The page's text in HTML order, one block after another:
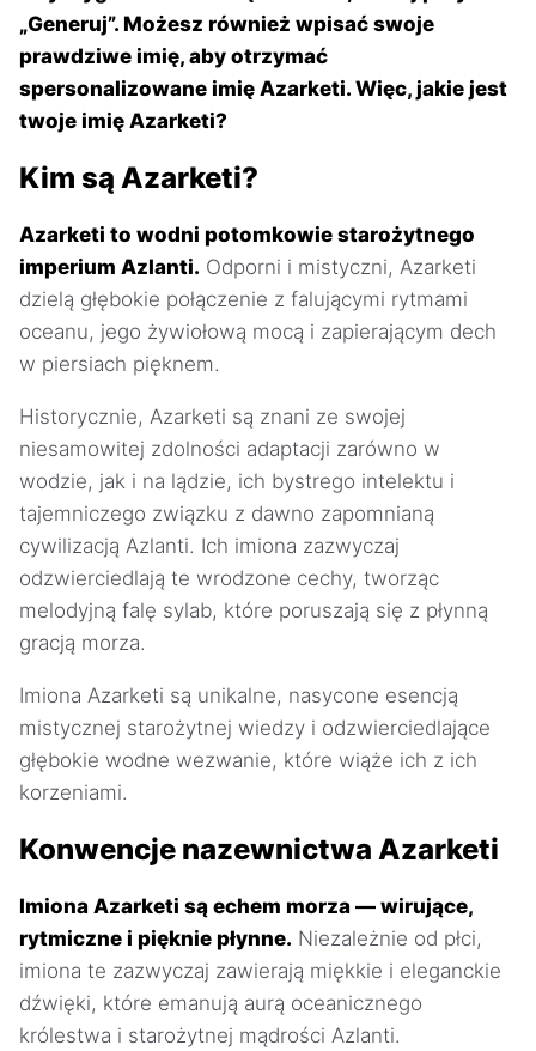
„Generuj”. Możesz również wpisać swoje
prawdziwe imię, aby otrzymać
spersonalizowane imię Azarketi. Więc, jakie jest
twoje imię Azarketi?
Kim są Azarketi?
Azarketi to wodni potomkowie starożytnego
imperium Azlanti. Odporni i mistyczni, Azarketi
dzielą głębokie połączenie z falującymi rytmami
oceanu, jego żywiołową mocą i zapierającym dech
w piersiach pięknem.
Historycznie, Azarketi są znani ze swojej
niesamowitej zdolności adaptacji zarówno w
wodzie, jak i na lądzie, ich bystrego intelektu i
tajemniczego związku z dawno zapomnianą
cywilizacją Azlanti. Ich imiona zazwyczaj
odzwierciedlają te wrodzone cechy, tworząc
melodyjną falę sylab, które poruszają się z płynną
gracją morza.
Imiona Azarketi są unikalne, nasycone esencją
mistycznej starożytnej wiedzy i odzwierciedlające
głębokie wodne wezwanie, które wiąże ich z ich
korzeniami.
Konwencje nazewnictwa Azarketi
Imiona Azarketi są echem morza — wirujące,
rytmiczne i pięknie płynne. Niezależnie od płci,
imiona te zazwyczaj zawierają miękkie i eleganckie
dźwięki, które emanują aurą oceanicznego
królestwa i starożytnej mądrości Azlanti.